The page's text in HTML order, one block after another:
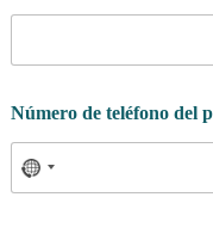
Número de teléfono del